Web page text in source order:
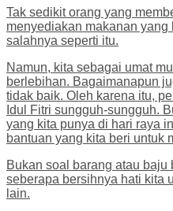
Tak sedikit orang yang
menyediakan makanan yang
salahnya seperti itu.
Namun, kita sebagai umat
berlebihan. Bagaimanapun
tidak baik. Oleh karena itu,
Idul Fitri sungguh-sungguh.
yang kita punya di hari raya
bantuan yang kita beri untuk
Bukan soal barang atau
seberapa bersihnya hati kita
lain.